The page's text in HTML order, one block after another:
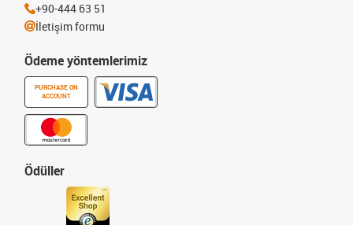
Ödeme yöntemlerimiz
PURCHASE ON
ACCOUNT
Ödüller
+90-444 63 51
İletişim formu